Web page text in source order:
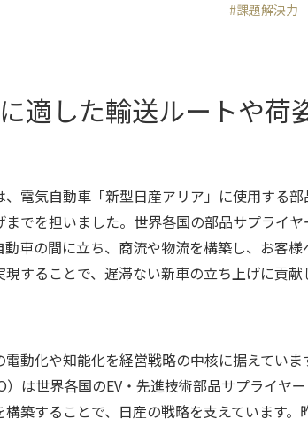
#課題解決力
適した輸送ルートや
、電気自動車「新型日産アリア」に使用する
までを担いました。世界各国の部品サプライ
車の間に立ち、商流や物流を構築し、お客様
することで、遅滞ない新車の立ち上げに貢献
電動化や知能化を経営戦略の中核に据えていま
）は世界各国のEV・先進技術部品サプライヤ
築することで、日産の戦略を支えています。